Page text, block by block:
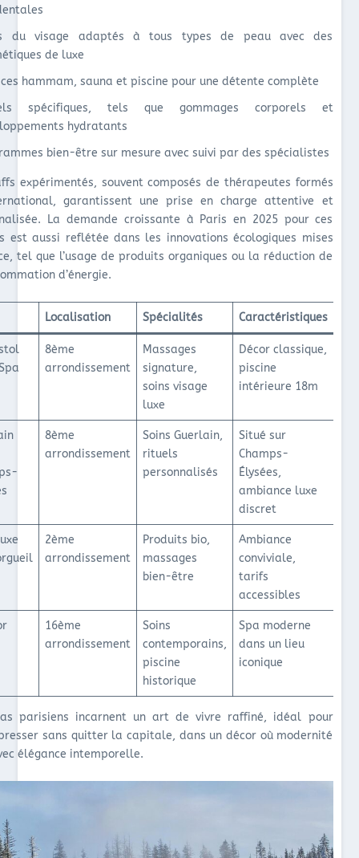
du visage adaptés à tous types de peau avec des
de luxe
hammam, sauna et piscine pour une détente complète
spécifiques, tels que gommages corporels et
hydratants
bien-être sur mesure avec suivi par des spécialistes
expérimentés, souvent composés de thérapeutes formés
garantissent une prise en charge attentive et
La demande croissante à Paris en 2025 pour ces
est aussi reflétée dans les innovations écologiques mises
tel que l’usage de produits organiques ou la réduction de
d’énergie.
Localisation Spécialités Caractéristiques
8ème
arrondissement
Massages
signature,
soins visage
luxe
Décor classique,
piscine
intérieure 18m
8ème
arrondissement
Soins Guerlain,
rituels
personnalisés
Situé sur
Champs-
Élysées,
ambiance luxe
discret
2ème
arrondissement
Produits bio,
massages
bien-être
Ambiance
conviviale,
tarifs
accessibles
16ème
arrondissement
Soins
contemporains,
piscine
historique
Spa moderne
dans un lieu
iconique
parisiens incarnent un art de vivre raffiné, idéal pour
sans quitter la capitale, dans un décor où modernité
élégance intemporelle.